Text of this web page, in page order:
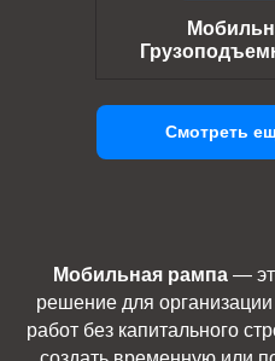
Смотреть
Мобильная рампа —
решение для организации
работ без капитального